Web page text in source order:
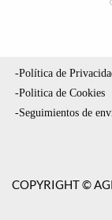
-Política de
-Politica de Cookies
-Seguimientos de
COPYRIGHT ©